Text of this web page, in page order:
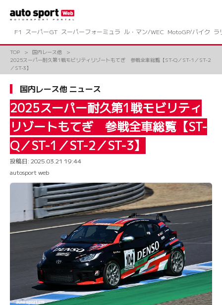
ツ
F1 スーパーGT スーパーフォーミュラ ル・マン/WEC MotoGP/バイク ラ
TOP
国内レース他
2025スーパー耐久第1戦モビリティリゾートもてぎ 参戦全車総覧【ST-Q／ST-1／ST-2
／ST-3】
国内レース他 ニュース
2025スーパー耐久第1戦モビリティ
リゾートもてぎ 参戦全車総覧【ST-
Q／ST-1／ST-2／ST-3】
投稿日: 2025.03.21 19:44
autosport web